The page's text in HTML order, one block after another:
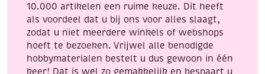
10.000 artikelen een ruime keuze. Dit heeft
als voordeel dat u bij ons voor alles slaagt,
zodat u niet meerdere winkels of webshops
hoeft te bezoeken. Vrijwel alle benodigde
hobbymaterialen bestelt u dus gewoon in één
keer! Dat is wel zo gemakkelijk en bespaart u